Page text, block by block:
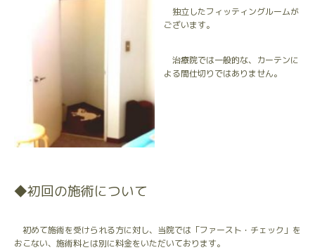
独立したフィッティングルームが
ございます。
治療院では一般的な、カーテンに
よる間仕切りではありません。
◆初回の施術について
初めて施術を受けられる方に対し、当院では「ファースト・チェック」を
おこない、施術料とは別に料金をいただいております。